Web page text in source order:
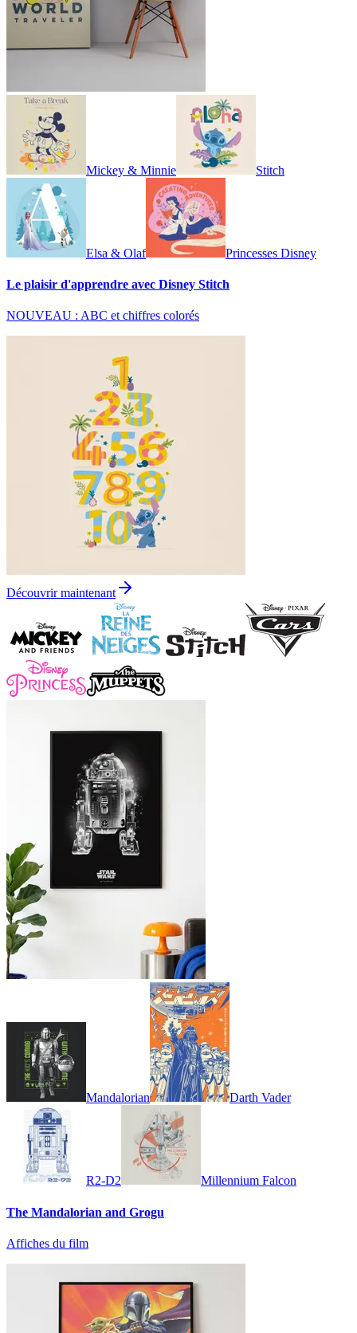
Mickey & Minnie Stitch
Elsa & Olaf Princesses Disney
Le plaisir d'apprendre avec Disney Stitch
NOUVEAU : ABC et chiffres colorés
Découvrir maintenant
Mandalorian Darth Vader
R2-D2 Millennium Falcon
The Mandalorian and Grogu
Affiches du film